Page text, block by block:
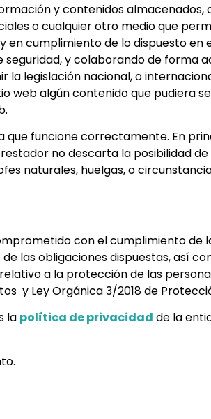
y contenidos
o cualquier otro medio que
cumplimiento de lo dispuesto en
seguridad, y colaborando de forma
legislación nacional, o
web algún contenido que pudiera
que funcione correctamente. En
no descarta la posibilidad
naturales, huelgas, o
con el cumplimiento
las obligaciones dispuestas, así
a la protección de las
y Ley Orgánica 3/2018 de
la política de privacidad de la